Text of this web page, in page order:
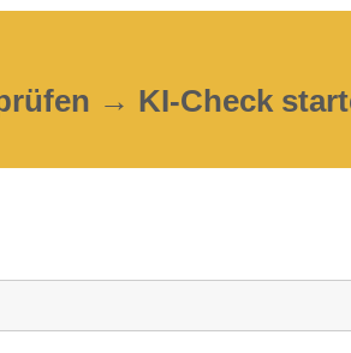
→ KI-Check